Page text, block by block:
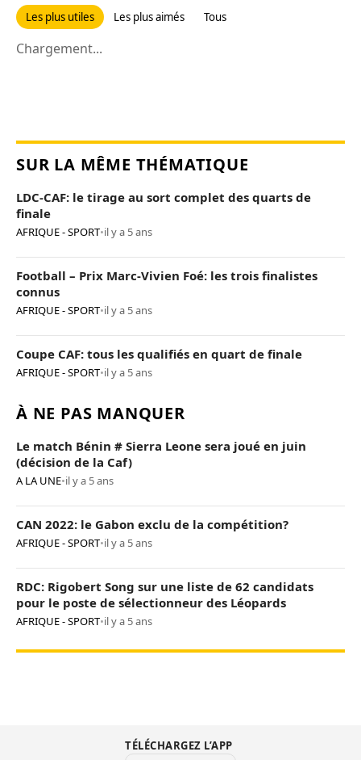
Les plus utiles Les plus aimés Tous
Chargement...
SUR LA MÊME THÉMATIQUE
LDC-CAF: le tirage au sort complet des quarts de
finale
AFRIQUE - SPORT•il y a 5 ans
Football – Prix Marc-Vivien Foé: les trois finalistes
connus
AFRIQUE - SPORT•il y a 5 ans
Coupe CAF: tous les qualifiés en quart de finale
AFRIQUE - SPORT•il y a 5 ans
À NE PAS MANQUER
Le match Bénin # Sierra Leone sera joué en juin
(décision de la Caf)
A LA UNE•il y a 5 ans
CAN 2022: le Gabon exclu de la compétition?
AFRIQUE - SPORT•il y a 5 ans
RDC: Rigobert Song sur une liste de 62 candidats
pour le poste de sélectionneur des Léopards
AFRIQUE - SPORT•il y a 5 ans
TÉLÉCHARGEZ L’APP